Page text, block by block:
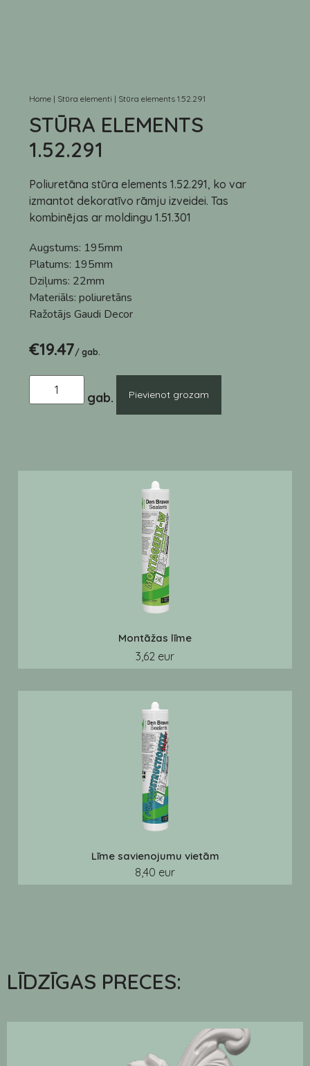
Home | Stūra elementi | Stūra elements 1.52.291
STŪRA ELEMENTS
1.52.291
Poliuretāna stūra elements 1.52.291, ko var
izmantot dekoratīvo rāmju izveidei. Tas
kombinējas ar moldingu 1.51.301
Augstums: 195mm
Platums: 195mm
Dziļums: 22mm
Materiāls: poliuretāns
Ražotājs Gaudi Decor
€19.47/ gab.
Pievienot grozam
Montāžas līme
3,62 eur
Līme savienojumu vietām
8,40 eur
LĪDZĪGAS PRECES: